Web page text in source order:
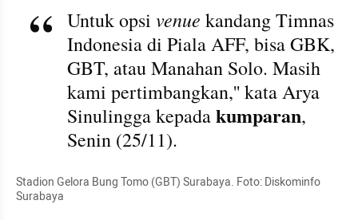
Untuk opsi venue kandang Timnas
Indonesia di Piala AFF, bisa GBK,
GBT, atau Manahan Solo. Masih
kami pertimbangkan,'' kata Arya
Sinulingga kepada kumparan,
Senin (25/11).
Stadion Gelora Bung Tomo (GBT) Surabaya. Foto: Diskominfo
Surabaya